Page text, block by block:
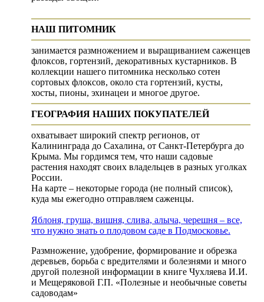
НАШ ПИТОМНИК
занимается размножением и выращиванием саженцев
флоксов, гортензий, декоративных кустарников. В
коллекции нашего питомника несколько сотен
сортовых флоксов, около ста гортензий, кусты,
хосты, пионы, эхинацеи и многое другое.
ГЕОГРАФИЯ НАШИХ ПОКУПАТЕЛЕЙ
охватывает широкий спектр регионов, от
Калининграда до Сахалина, от Санкт-Петербурга до
Крыма. Мы гордимся тем, что наши садовые
растения находят своих владельцев в разных уголках
России.
На карте – некоторые города (не полный список),
куда мы ежегодно отправляем саженцы.
Яблоня, груша, вишня, слива, алыча, черешня – все,
что нужно знать о плодовом саде в Подмосковье.
Размножение, удобрение, формирование и обрезка
деревьев, борьба с вредителями и болезнями и много
другой полезной информации в книге Чухляева И.И.
и Мещеряковой Г.П. «Полезные и необычные советы
садоводам»